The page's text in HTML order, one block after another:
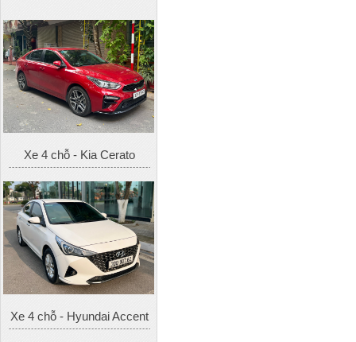
Xe 4 chỗ - Kia Cerato
Xe 4 chỗ - Hyundai Accent